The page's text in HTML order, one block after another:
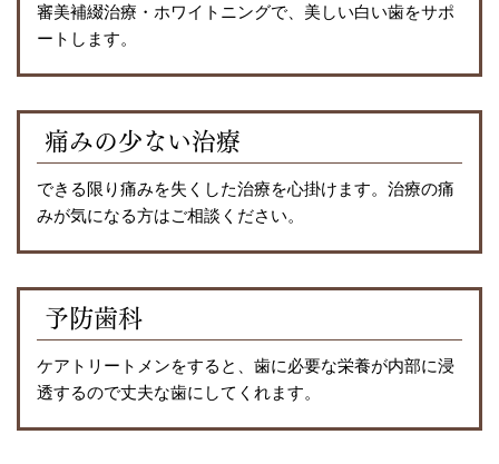
審美補綴治療・ホワイトニングで、美しい白い歯をサポ
ートします。
痛みの少ない治療
できる限り痛みを失くした治療を心掛けます。治療の痛
みが気になる方はご相談ください。
予防歯科
ケアトリートメンをすると、歯に必要な栄養が内部に浸
透するので丈夫な歯にしてくれます。